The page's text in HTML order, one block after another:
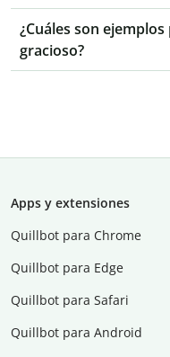
¿Cuáles son
gracioso?
Apps y extensiones
Quillbot para Chrome
Quillbot para Edge
Quillbot para Safari
Quillbot para Android